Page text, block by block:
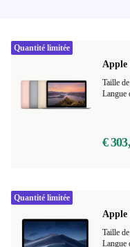
catégories ne
Apple
Apple
Quantité limitée